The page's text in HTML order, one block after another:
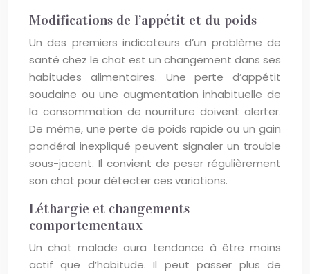
Modifications de l’appétit et du poids
Un des premiers indicateurs d’un problème de
santé chez le chat est un changement dans ses
habitudes alimentaires. Une perte d’appétit
soudaine ou une augmentation inhabituelle de
la consommation de nourriture doivent alerter.
De même, une perte de poids rapide ou un gain
pondéral inexpliqué peuvent signaler un trouble
sous-jacent. Il convient de peser régulièrement
son chat pour détecter ces variations.
Léthargie et changements
comportementaux
Un chat malade aura tendance à être moins
actif que d’habitude. Il peut passer plus de